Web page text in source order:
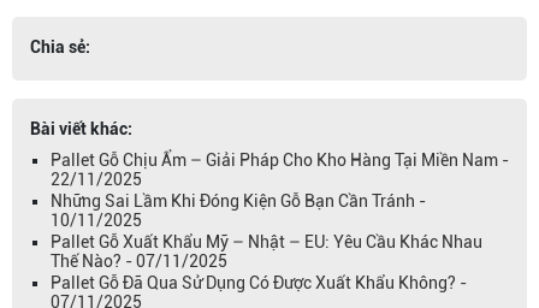
Chia sẻ:
Bài viết khác:
Pallet Gỗ Chịu Ẩm – Giải Pháp Cho Kho Hàng Tại Miền Nam -
22/11/2025
Những Sai Lầm Khi Đóng Kiện Gỗ Bạn Cần Tránh -
10/11/2025
Pallet Gỗ Xuất Khẩu Mỹ – Nhật – EU: Yêu Cầu Khác Nhau
Thế Nào? - 07/11/2025
Pallet Gỗ Đã Qua Sử Dụng Có Được Xuất Khẩu Không? -
07/11/2025